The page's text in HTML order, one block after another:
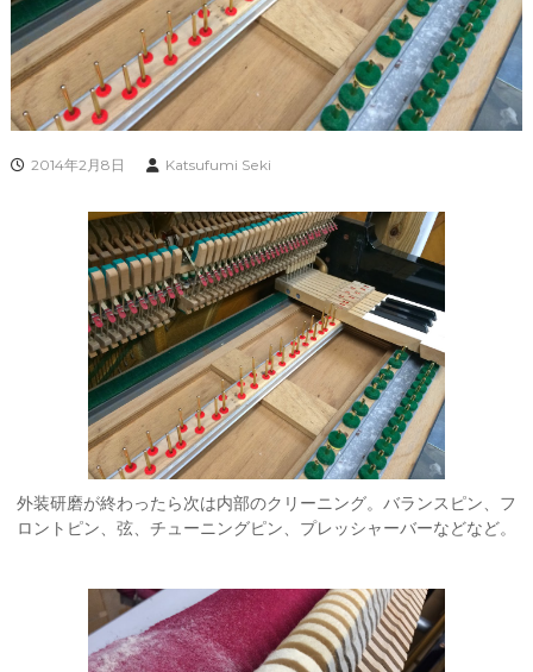
2014年2月8日 Katsufumi Seki
外装研磨が終わったら次は内部のクリーニング。バランスピン、フ
ロントピン、弦、チューニングピン、プレッシャーバーなどなど。